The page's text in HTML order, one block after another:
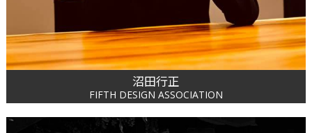
沼田行正
FIFTH DESIGN ASSOCIATION